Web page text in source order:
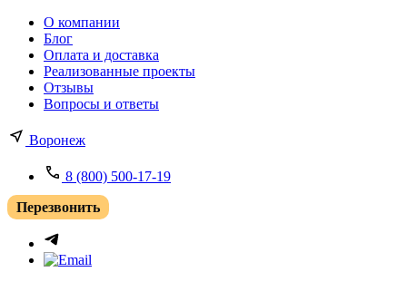
О компании
Блог
Оплата и доставка
Реализованные проекты
Отзывы
Вопросы и ответы
Воронеж
8 (800) 500-17-19
Перезвонить